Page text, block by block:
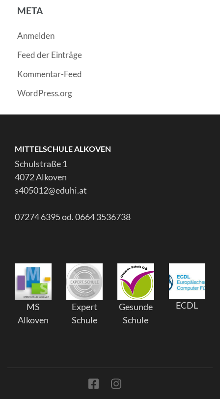
META
Anmelden
Feed der Einträge
Kommentar-Feed
WordPress.org
MITTELSCHULE ALKOVEN
Schulstraße 1
4072 Alkoven
s405012@eduhi.at
07274 6395 od. 0664 3536738
MS
Alkoven
Expert
Schule
Gesunde
Schule
ECDL